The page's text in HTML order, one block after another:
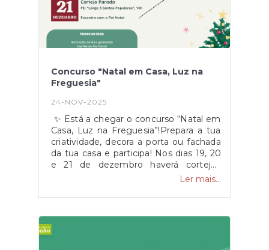
estará disponível para ajudar
logisticamente no que for
possível. Inscrevam-se já!Garantimos
que todos terão um espaço para deixar
a criatividade brilhar. Vamos fazer
beleza para toda a freguesia!
Concurso "Natal em Casa, Luz na
Freguesia"
24-NOV-2025
✨ Está a chegar o concurso “Natal em
Casa, Luz na Freguesia”!Prepara a tua
criatividade, decora a porta ou fachada
da tua casa e participa! Nos dias 19, 20
e 21 de dezembro haverá cortejos
pelas localidades, com avaliação dos
Animem a freguesia com o espírito
teremos um encontro especial com o
Pai Natal na freguesia, dedicado às
Ler mais...